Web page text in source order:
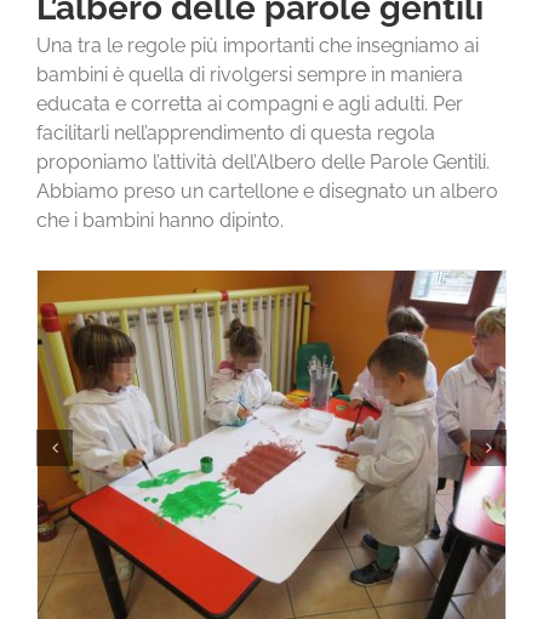
CHI SIAMO
LA SCUOLA E I SUOI AMBIENTI
LE NOSTRE ESPERIENZE
MODULISTICA
EVENTI
NEWS
CONTATTI
Una tra le regole più importanti che insegniamo ai
bambini è quella di rivolgersi sempre in maniera
educata e corretta ai compagni e agli adulti. Per
facilitarli nell’apprendimento di questa regola
proponiamo l’attività dell’Albero delle Parole Gentili.
Abbiamo preso un cartellone e disegnato un albero
che i bambini hanno dipinto.